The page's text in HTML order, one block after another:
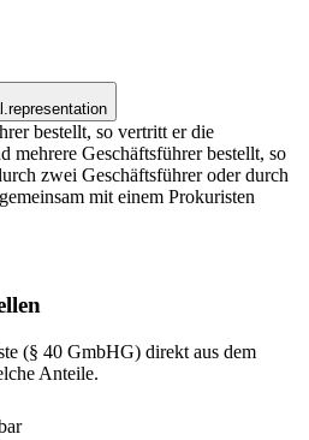
bestellt, so vertritt er die
mehrere Geschäftsführer bestellt, so
zwei Geschäftsführer oder durch
mit einem Prokuristen
(§ 40 GmbHG) direkt aus dem
Anteile.